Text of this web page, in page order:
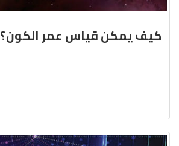
كيف يمكن قياس عمر الكون؟